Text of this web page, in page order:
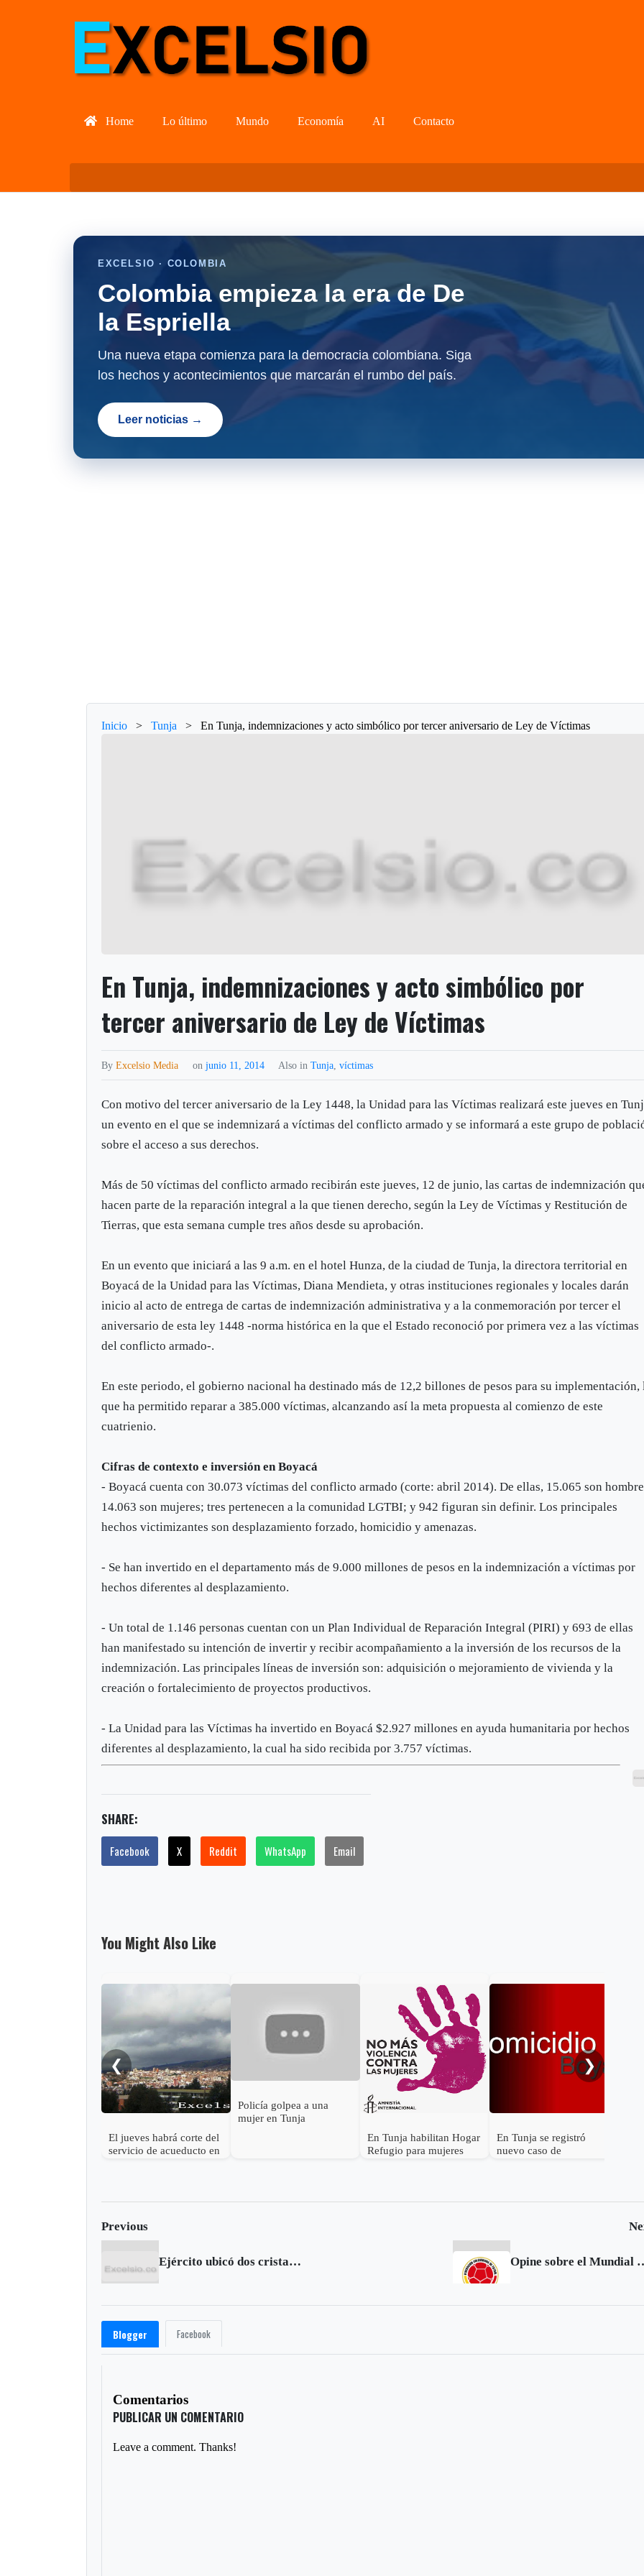
Home Lo último Mundo Economía AI Contacto
EXCELSIO · COLOMBIA
Colombia empieza la era de De
la Espriella
Una nueva etapa comienza para la democracia colombiana. Siga
los hechos y acontecimientos que marcarán el rumbo del país.
Leer noticias →
Inicio > Tunja > En Tunja, indemnizaciones y acto simbólico por tercer aniversario de Ley de Víctimas
En Tunja, indemnizaciones y acto simbólico por
tercer aniversario de Ley de Víctimas
ByExcelsio Media onjunio 11, 2014 Also inTunja ,víctimas
Con motivo del tercer aniversario de la Ley 1448, la Unidad para las Víctimas realizará este jueves en
un evento en el que se indemnizará a víctimas del conflicto armado y se informará a este grupo de
sobre el acceso a sus derechos.
Más de 50 víctimas del conflicto armado recibirán este jueves, 12 de junio, las cartas de indemnización
hacen parte de la reparación integral a la que tienen derecho, según la Ley de Víctimas y Restitución de
Tierras, que esta semana cumple tres años desde su aprobación.
En un evento que iniciará a las 9 a.m. en el hotel Hunza, de la ciudad de Tunja, la directora territorial en
Boyacá de la Unidad para las Víctimas, Diana Mendieta, y otras instituciones regionales y locales darán
inicio al acto de entrega de cartas de indemnización administrativa y a la conmemoración por tercer el
aniversario de esta ley 1448 -norma histórica en la que el Estado reconoció por primera vez a las víctimas
del conflicto armado-.
En este periodo, el gobierno nacional ha destinado más de 12,2 billones de pesos para su implementación,
que ha permitido reparar a 385.000 víctimas, alcanzando así la meta propuesta al comienzo de este
cuatrienio.
Cifras de contexto e inversión en Boyacá
- Boyacá cuenta con 30.073 víctimas del conflicto armado (corte: abril 2014). De ellas, 15.065 son
14.063 son mujeres; tres pertenecen a la comunidad LGTBI; y 942 figuran sin definir. Los principales
hechos victimizantes son desplazamiento forzado, homicidio y amenazas.
- Se han invertido en el departamento más de 9.000 millones de pesos en la indemnización a víctimas por
hechos diferentes al desplazamiento.
- Un total de 1.146 personas cuentan con un Plan Individual de Reparación Integral (PIRI) y 693 de ellas
han manifestado su intención de invertir y recibir acompañamiento a la inversión de los recursos de la
indemnización. Las principales líneas de inversión son: adquisición o mejoramiento de vivienda y la
creación o fortalecimiento de proyectos productivos.
- La Unidad para las Víctimas ha invertido en Boyacá $2.927 millones en ayuda humanitaria por hechos
diferentes al desplazamiento, la cual ha sido recibida por 3.757 víctimas.
SHARE:
Facebook X Reddit WhatsApp Email
You Might Also Like
❮
El jueves habrá corte del
servicio de acueducto en
Policía golpea a una
mujer en Tunja
En Tunja habilitan Hogar
Refugio para mujeres
En Tunja se registró
nuevo caso de
❯
Previous
Ejército ubicó dos cristalizaderos del narcotráficos en límites entre Cundinamarca y Boyacá Opine sobre
Blogger Facebook
Comentarios
PUBLICAR UN COMENTARIO
Leave a comment. Thanks!